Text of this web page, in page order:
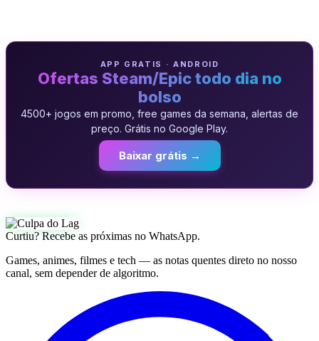
APP GRATIS · ANDROID
Ofertas Steam/Epic todo dia no
bolso
4500+ jogos em promo, free games da semana, alertas de
preço. Grátis no Google Play.
Baixar grátis →
Curtiu? Recebe as próximas no WhatsApp.
Games, animes, filmes e tech — as notas quentes direto no nosso
canal, sem depender de algoritmo.